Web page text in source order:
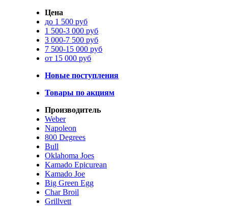
Цена
до 1 500 руб
1 500-3 000 руб
3 000-7 500 руб
7 500-15 000 руб
от 15 000 руб
Новые поступления
Товары по акциям
Производитель
Weber
Napoleon
800 Degrees
Bull
Oklahoma Joes
Kamado Epicurean
Kamado Joe
Big Green Egg
Char Broil
Grillvett